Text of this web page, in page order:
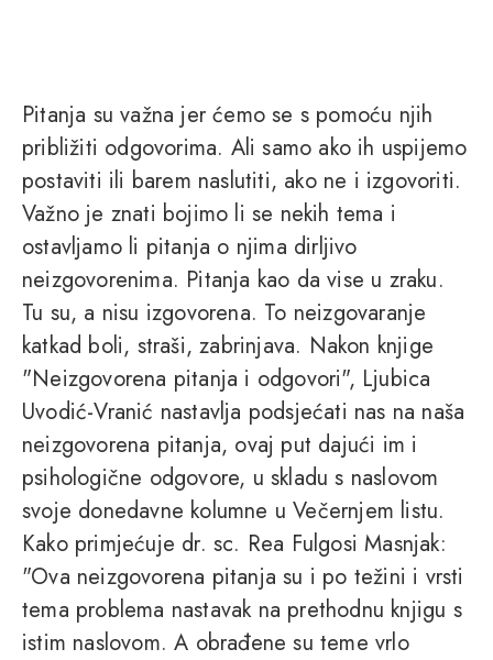
Pitanja su važna jer ćemo se s pomoću njih
približiti odgovorima. Ali samo ako ih uspijemo
postaviti ili barem naslutiti, ako ne i izgovoriti.
Važno je znati bojimo li se nekih tema i
ostavljamo li pitanja o njima dirljivo
neizgovorenima. Pitanja kao da vise u zraku.
Tu su, a nisu izgovorena. To neizgovaranje
katkad boli, straši, zabrinjava. Nakon knjige
"Neizgovorena pitanja i odgovori", Ljubica
Uvodić-Vranić nastavlja podsjećati nas na naša
neizgovorena pitanja, ovaj put dajući im i
psihologične odgovore, u skladu s naslovom
svoje donedavne kolumne u Večernjem listu.
Kako primjećuje dr. sc. Rea Fulgosi Masnjak:
"Ova neizgovorena pitanja su i po težini i vrsti
tema problema nastavak na prethodnu knjigu s
istim naslovom. A obrađene su teme vrlo